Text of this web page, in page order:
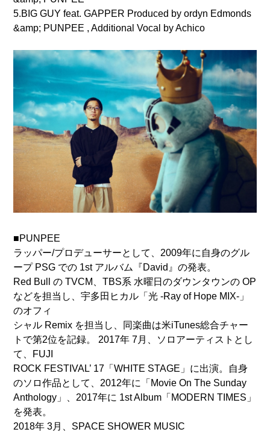
5.BIG GUY feat. GAPPER Produced by ordyn Edmonds
&amp; PUNPEE , Additional Vocal by Achico
■PUNPEE
ラッパー/プロデューサーとして、2009年に自身のグル
ープ PSG での 1st アルバム『David』の発表。
Red Bull の TVCM、TBS系 水曜日のダウンタウンの OP
などを担当し、宇多田ヒカル「光 -Ray of Hope MIX-」
のオフィ
シャル Remix を担当し、同楽曲は米iTunes総合チャー
トで第2位を記録。 2017年 7月、ソロアーティストとし
て、FUJI
ROCK FESTIVAL’ 17「WHITE STAGE」に出演。自身
のソロ作品として、2012年に「Movie On The Sunday
Anthology」、2017年に 1st Album「MODERN TIMES」
を発表。
2018年 3月、SPACE SHOWER MUSIC